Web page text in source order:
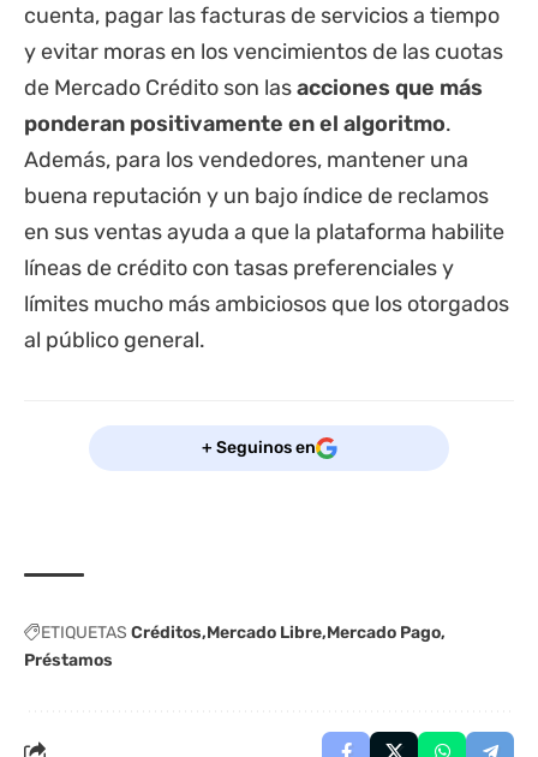
cuenta, pagar las facturas de servicios a tiempo
y evitar moras en los vencimientos de las cuotas
de Mercado Crédito son lasacciones que más
ponderan positivamente en el algoritmo.
Además, para los vendedores, mantener una
buena reputación y un bajo índice de reclamos
en sus ventas ayuda a que la plataforma habilite
líneas de crédito con tasas preferenciales y
límites mucho más ambiciosos que los otorgados
al público general.
+ Seguinos en
ETIQUETAS Créditos Mercado Libre Mercado Pago
Préstamos